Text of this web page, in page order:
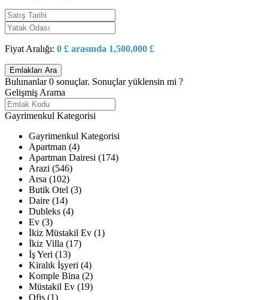
Fiyat Aralığı: 0 £ arasında 1,500,000 £
Bulunanlar0 sonuçlar. Sonuçlar yüklensin mi ?
Gelişmiş Arama
Gayrimenkul Kategorisi
Gayrimenkul Kategorisi
Apartman (4)
Apartman Dairesi (174)
Arazi (546)
Arsa (102)
Butik Otel (3)
Daire (14)
Dubleks (4)
Ev (3)
İkiz Müstakil Ev (1)
İkiz Villa (17)
İş Yeri (13)
Kiralık İşyeri (4)
Komple Bina (2)
Müstakil Ev (19)
Ofis (1)